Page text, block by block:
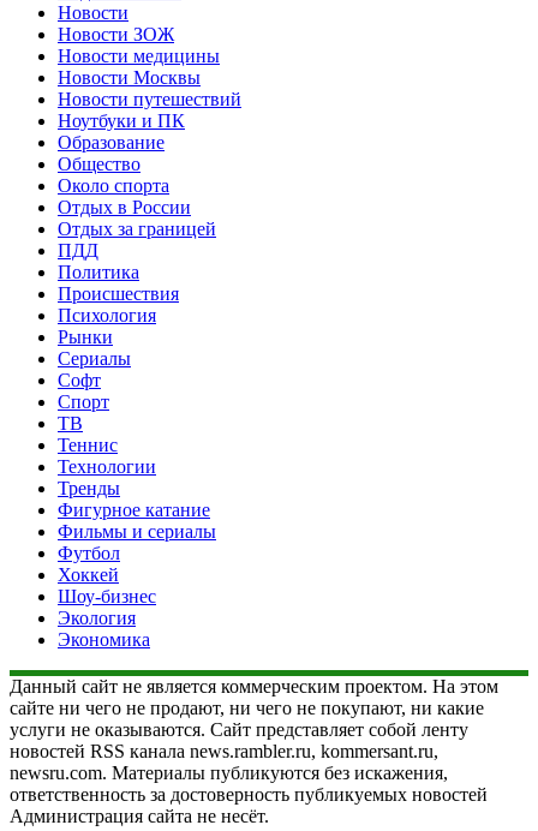
Новости
Новости ЗОЖ
Новости медицины
Новости Москвы
Новости путешествий
Ноутбуки и ПК
Образование
Общество
Около спорта
Отдых в России
Отдых за границей
ПДД
Политика
Происшествия
Психология
Рынки
Сериалы
Софт
Спорт
ТВ
Теннис
Технологии
Тренды
Фигурное катание
Фильмы и сериалы
Футбол
Хоккей
Шоу-бизнес
Экология
Экономика
Данный сайт не является коммерческим проектом. На этом
сайте ни чего не продают, ни чего не покупают, ни какие
услуги не оказываются. Сайт представляет собой ленту
новостей RSS канала news.rambler.ru, kommersant.ru,
newsru.com. Материалы публикуются без искажения,
ответственность за достоверность публикуемых новостей
Администрация сайта не несёт.